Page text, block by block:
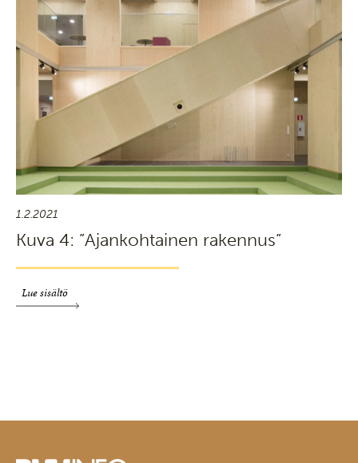
1.2.2021
Kuva 4: ”Ajankohtainen rakennus”
Lue sisältö